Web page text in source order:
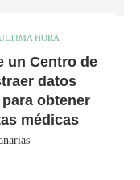
HORA
un Centro de
datos
obtener
médicas